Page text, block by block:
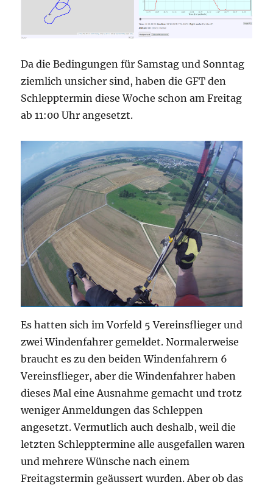
Da die Bedingungen für Samstag und Sonntag
ziemlich unsicher sind, haben die GFT den
Schlepptermin diese Woche schon am Freitag
ab 11:00 Uhr angesetzt.
Es hatten sich im Vorfeld 5 Vereinsflieger und
zwei Windenfahrer gemeldet. Normalerweise
braucht es zu den beiden Windenfahrern 6
Vereinsflieger, aber die Windenfahrer haben
dieses Mal eine Ausnahme gemacht und trotz
weniger Anmeldungen das Schleppen
angesetzt. Vermutlich auch deshalb, weil die
letzten Schlepptermine alle ausgefallen waren
und mehrere Wünsche nach einem
Freitagstermin geäussert wurden. Aber ob das